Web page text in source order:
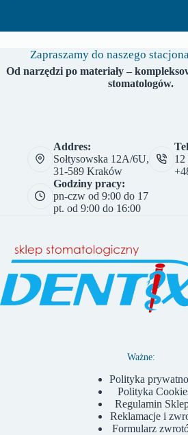
Zapraszamy do naszego
Od narzędzi po materiały –
stomatologów.
Addres:
Sołtysowska 12A/6U,
31-589 Kraków
12
Godziny pracy:
pn-czw od 9:00 do 17
pt. od 9:00 do 16:00
Ważne:
Polityka
Polityka
Regulamin
Reklamacje i
Formularz